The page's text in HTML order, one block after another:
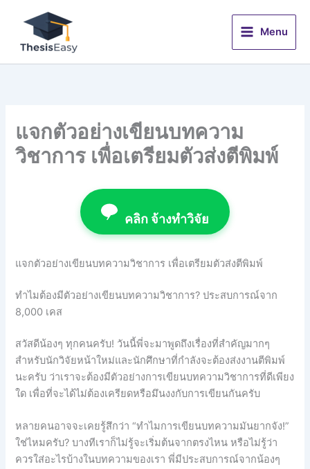
content
Menu
แจกตัวอย่างเขียนบทความ
วิชาการ เพื่อเตรียมตัวส่งตีพิมพ์
คลิก จ้างทำวิจัย
แจกตัวอย่างเขียนบทความวิชาการ เพื่อเตรียมตัวส่งตีพิมพ์
ทำไมต้องมีตัวอย่างเขียนบทความวิชาการ? ประสบการณ์จาก
8,000 เคส
สวัสดีน้องๆ ทุกคนครับ! วันนี้พี่จะมาพูดถึงเรื่องที่สำคัญมากๆ
สำหรับนักวิจัยหน้าใหม่และนักศึกษาที่กำลังจะต้องส่งงานตีพิมพ์
นะครับ ว่าเราจะต้องมีตัวอย่างการเขียนบทความวิชาการที่ดีเพียง
ใด เพื่อที่จะได้ไม่ต้องเครียดหรือมึนงงกับการเขียนกันครับ
หลายคนอาจจะเคยรู้สึกว่า “ทำไมการเขียนบทความมันยากจัง!”
ใช่ไหมครับ? บางทีเราก็ไม่รู้จะเริ่มต้นจากตรงไหน หรือไม่รู้ว่า
ควรใส่อะไรบ้างในบทความของเรา พี่มีประสบการณ์จากน้องๆ